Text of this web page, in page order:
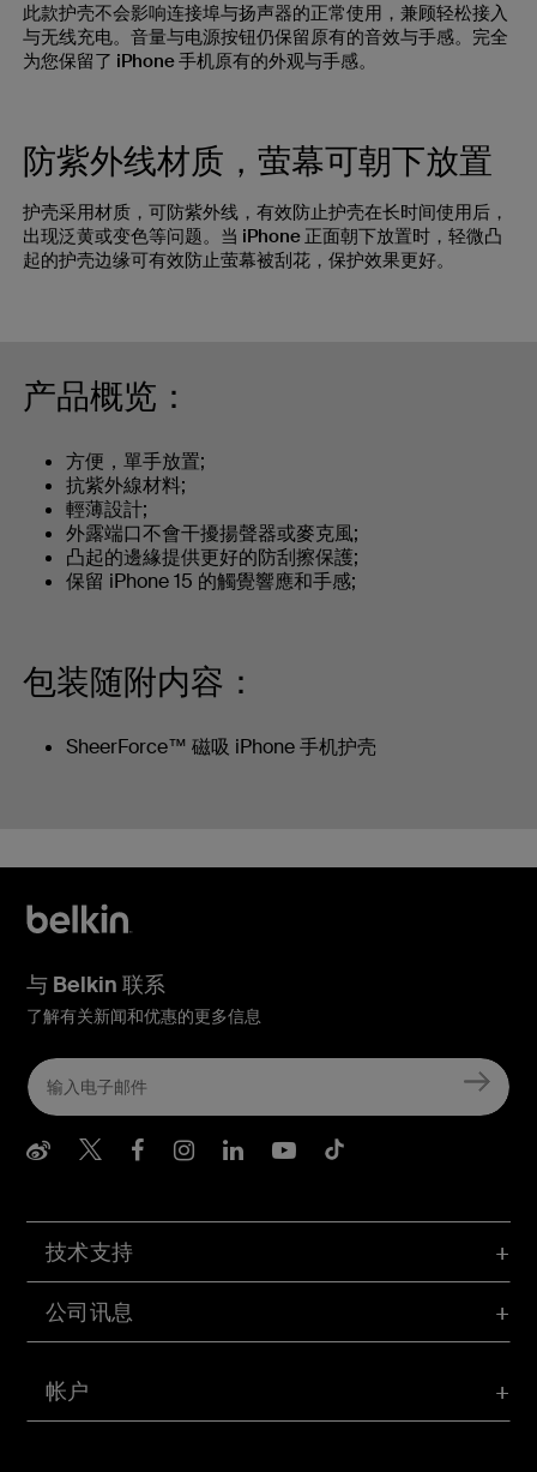
此款护壳不会影响连接埠与扬声器的正常使用，兼顾轻松接入
与无线充电。音量与电源按钮仍保留原有的音效与手感。完全
为您保留了 iPhone 手机原有的外观与手感。
防紫外线材质，萤幕可朝下放置
护壳采用材质，可防紫外线，有效防止护壳在长时间使用后，
出现泛黄或变色等问题。当 iPhone 正面朝下放置时，轻微凸
起的护壳边缘可有效防止萤幕被刮花，保护效果更好。
产品概览：
方便，單手放置;
抗紫外線材料;
輕薄設計;
外露端口不會干擾揚聲器或麥克風;
凸起的邊緣提供更好的防刮擦保護;
保留 iPhone 15 的觸覺響應和手感;
包装随附内容：
SheerForce™ 磁吸 iPhone 手机护壳
帐户
技术支持
公司讯息
与 Belkin 联系
了解有关新闻和优惠的更多信息
Belkin Weibo
Belkin Twitter
Belkin Facebook
Belkin Instagram
Belkin LInkedIn
Belkin Youtube
Belkin